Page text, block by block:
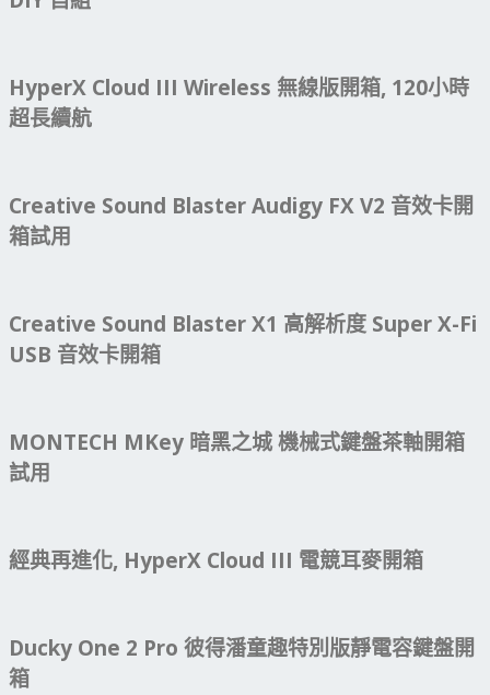
HyperX Cloud III Wireless 無線版開箱, 120小時
超長續航
Creative Sound Blaster Audigy FX V2 音效卡開
箱試用
Creative Sound Blaster X1 高解析度 Super X-Fi
USB 音效卡開箱
MONTECH MKey 暗黑之城 機械式鍵盤茶軸開箱
試用
經典再進化, HyperX Cloud III 電競耳麥開箱
Ducky One 2 Pro 彼得潘童趣特別版靜電容鍵盤開
箱